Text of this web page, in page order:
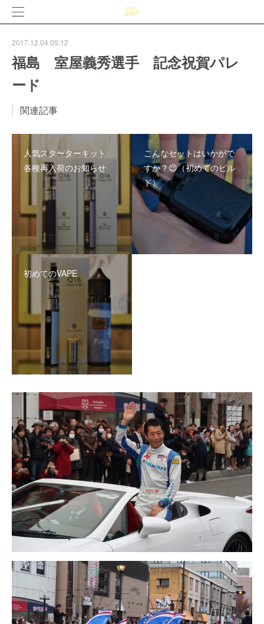
2017.12.04 05:12
福島 室屋義秀選手 記念祝賀パレ
ード
関連記事
人気スターターキット
各種再入荷のお知らせ
こんなセットはいかがで
すか？😉（初めてのビル
ド）
初めてのVAPE